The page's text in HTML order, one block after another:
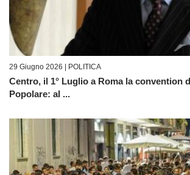
29 Giugno 2026 | POLITICA
Centro, il 1° Luglio a Roma la convention
Popolare: al ...